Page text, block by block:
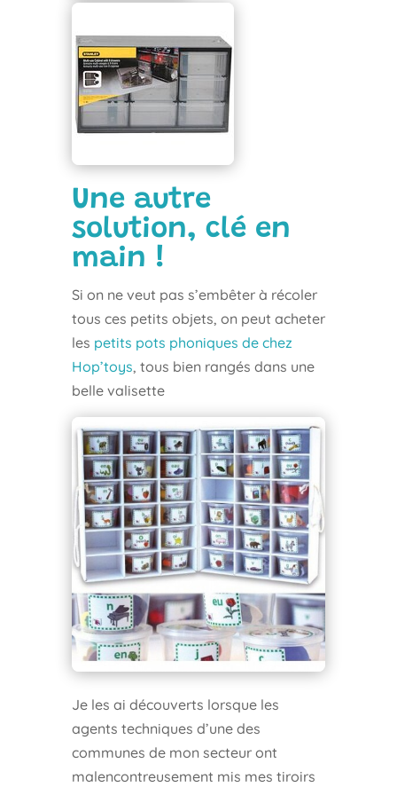
Une autre
solution, clé en
main !
Si on ne veut pas s’embêter à récoler
tous ces petits objets, on peut acheter
les petits pots phoniques de chez
Hop’toys, tous bien rangés dans une
belle valisette
Je les ai découverts lorsque les
agents techniques d’une des
communes de mon secteur ont
malencontreusement mis mes tiroirs